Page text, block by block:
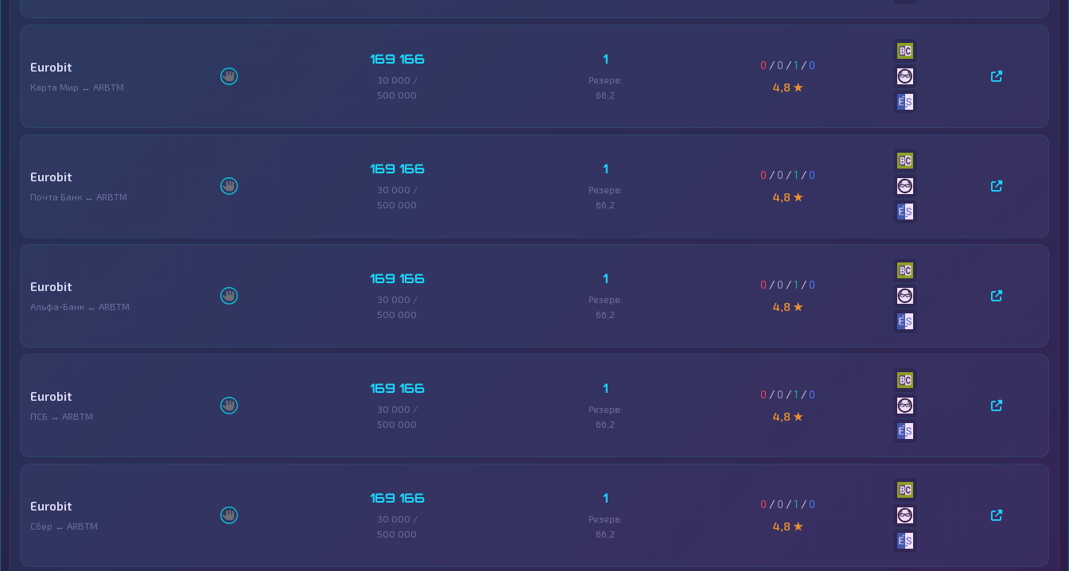
Eurobit
Карта Мир ↔ ARBTM
169 166
30 000 /
500 000
1
Резерв:
66,2
0 / 0 /1 /0
4,8 ★
Eurobit
Почта Банк ↔ ARBTM
169 166
30 000 /
500 000
1
Резерв:
66,2
0 / 0 /1 /0
4,8 ★
Eurobit
Альфа-Банк ↔ ARBTM
169 166
30 000 /
500 000
1
Резерв:
66,2
0 / 0 /1 /0
4,8 ★
Eurobit
ПСБ ↔ ARBTM
169 166
30 000 /
500 000
1
Резерв:
66,2
0 / 0 /1 /0
4,8 ★
Eurobit
Сбер ↔ ARBTM
169 166
30 000 /
500 000
1
Резерв:
66,2
0 / 0 /1 /0
4,8 ★